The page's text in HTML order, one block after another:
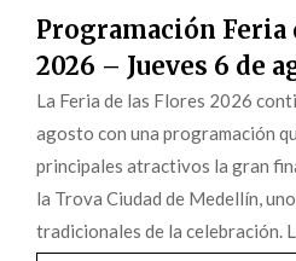
Programación Feria
2026 – Jueves 6 de
La Feria de las Flores 2026
agosto con una programación
principales atractivos la gran
la Trova Ciudad de Medellín,
tradicionales de la celebración.